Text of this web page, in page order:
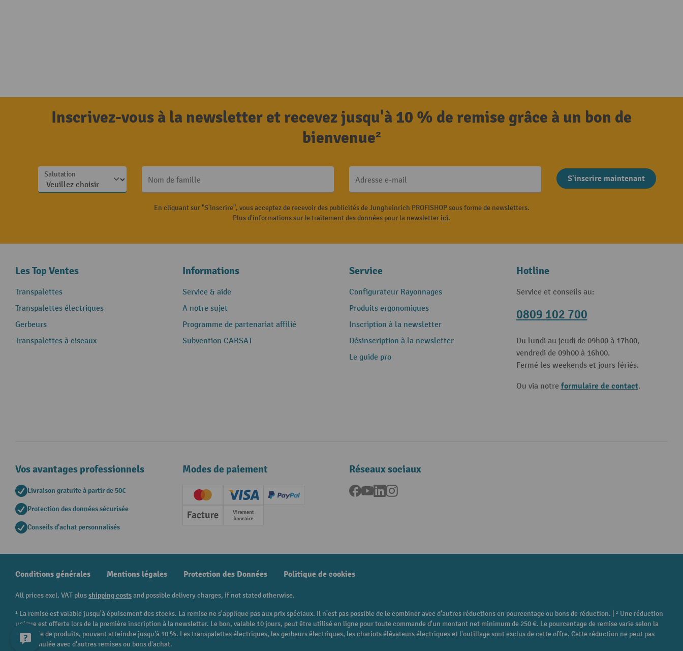
Inscrivez-vous à la newsletter et recevez jusqu'à 10 % de remise grâce à un bon de
bienvenue²
Salutation
Nom de famille Adresse e-mail S'inscrire maintenant
En cliquant sur "S'inscrire", vous acceptez de recevoir des publicités de Jungheinrich PROFISHOP sous forme de newsletters.
Plus d'informations sur le traitement des données pour la newsletterici.
Les Top Ventes
Transpalettes
Transpalettes électriques
Gerbeurs
Transpalettes à ciseaux
Informations
Service & aide
A notre sujet
Programme de partenariat affilié
Subvention CARSAT
Service
Configurateur Rayonnages
Produits ergonomiques
Inscription à la newsletter
Désinscription à la newsletter
Le guide pro
Hotline
Service et conseils au:
0809 102 700
Du lundi au jeudi de 09h00 à 17h00,
vendredi de 09h00 à 16h00.
Fermé les weekends et jours fériés.
Ou via notre formulaire de contact.
Vos avantages professionnels
Livraison gratuite à partir de 50€
Protection des données sécurisée
Conseils d'achat personnalisés
Modes de paiement
Creditcard (Master)Creditcard (Visa)
PayPal
Facture Paiement anticipé
Réseaux sociaux
Facebook
YouTubeLinkedInInstagram
Conditions générales Mentions légales Protection des Données Politique de cookies
All prices excl. VAT plusshipping costsand possible delivery charges, if not stated otherwise.
¹ La remise est valable jusqu'à épuisement des stocks. La remise ne s'applique pas aux prix spéciaux. Il n'est pas possible de le combiner avec d'autres réductions en pourcentage ou bons de réduction. | ² Une réduction
unique est offerte lors de la première inscription à la newsletter. Le bon, valable 10 jours, peut être utilisé en ligne pour toute commande d'un montant net minimum de 250 €. Le pourcentage de remise varie selon la
catégorie de produits, pouvant atteindre jusqu'à 10 %. Les transpalettes électriques, les gerbeurs électriques, les chariots élévateurs électriques et l'outillage sont exclus de cette offre. Cette réduction ne peut pas
être cumulée avec d'autres remises ou bons d'achat.